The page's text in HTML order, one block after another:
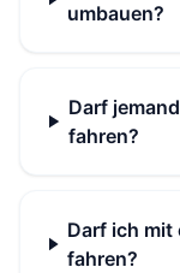
umbauen?
Darf
fahren?
Darf ich mit
fahren?